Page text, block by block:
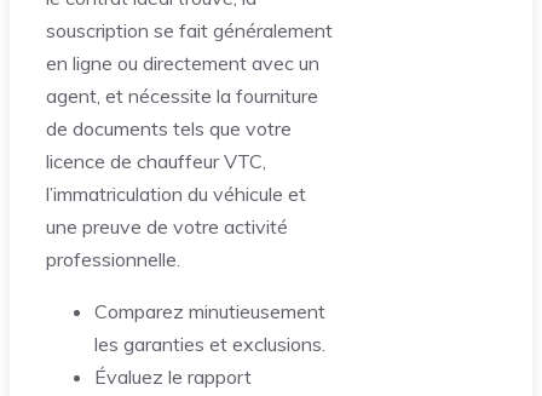
souscription se fait généralement
en ligne ou directement avec un
agent, et nécessite la fourniture
de documents tels que votre
licence de chauffeur VTC,
l’immatriculation du véhicule et
une preuve de votre activité
professionnelle.
Comparez minutieusement
les garanties et exclusions.
Évaluez le rapport